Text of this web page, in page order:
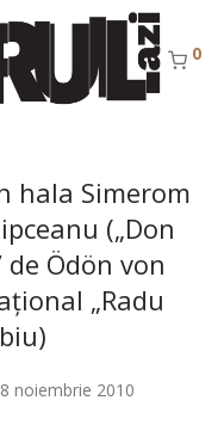
0
hala Simerom
(„Don
de Ödön von
„Radu
noiembrie 2010